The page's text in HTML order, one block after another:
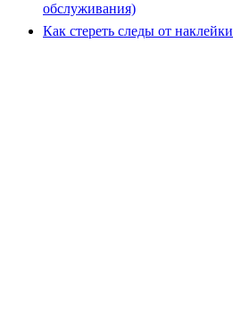
обслуживания)
Как стереть следы от наклейки